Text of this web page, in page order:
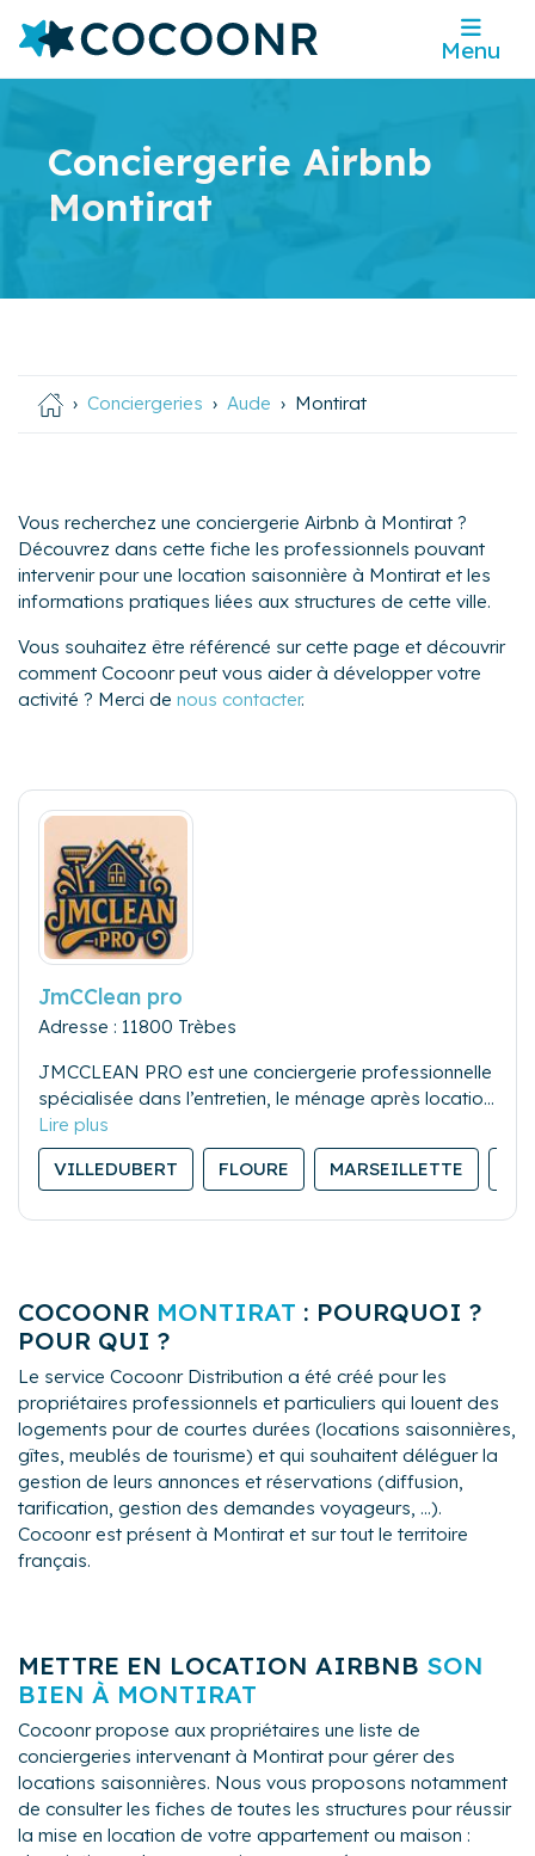
Menu
Conciergerie Airbnb
Montirat
Conciergeries Aude Montirat
Vous recherchez une conciergerie Airbnb à Montirat ?
Découvrez dans cette fiche les professionnels pouvant
intervenir pour une location saisonnière à Montirat et les
informations pratiques liées aux structures de cette ville.
Vous souhaitez être référencé sur cette page et découvrir
comment Cocoonr peut vous aider à développer votre
activité ? Merci de nous contacter.
JmCClean pro
Adresse : 11800 Trèbes
JMCCLEAN PRO est une conciergerie professionnelle
spécialisée dans l’entretien, le ménage après location
saisonnière, et la gestion du linge. Sérieuse et
réactive, notre équipe assure des prestations de
qualité pour garantir la satisfaction des propriétaires
VILLEDUBERT FLOURE MARSEILLETTE
COCOONR MONTIRAT : POURQUOI ?
POUR QUI ?
Le service Cocoonr Distribution a été créé pour les
propriétaires professionnels et particuliers qui louent des
logements pour de courtes durées (locations saisonnières,
gîtes, meublés de tourisme) et qui souhaitent déléguer la
gestion de leurs annonces et réservations (diffusion,
tarification, gestion des demandes voyageurs, ...).
Cocoonr est présent à Montirat et sur tout le territoire
français.
METTRE EN LOCATION AIRBNB SON
BIEN À MONTIRAT
Cocoonr propose aux propriétaires une liste de
conciergeries intervenant à Montirat pour gérer des
locations saisonnières. Nous vous proposons notamment
de consulter les fiches de toutes les structures pour réussir
la mise en location de votre appartement ou maison :